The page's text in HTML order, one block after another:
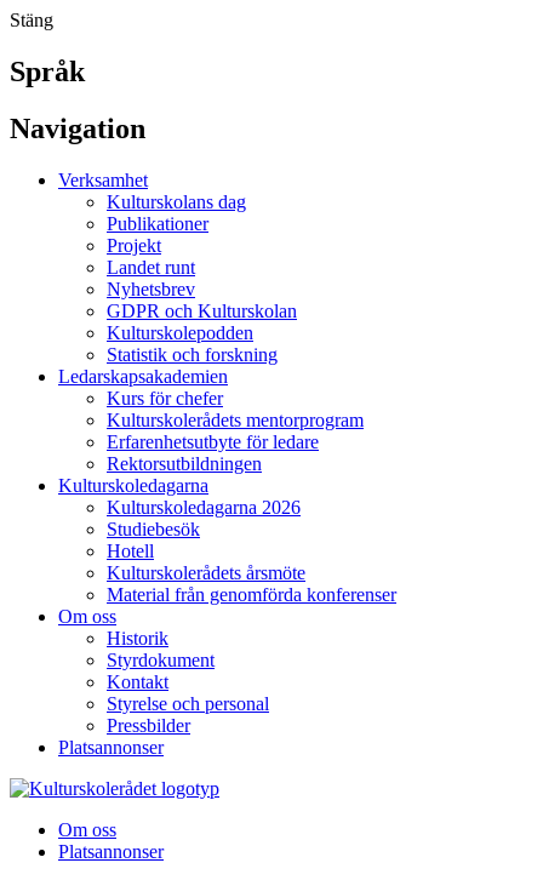
Stäng
Språk
Navigation
Verksamhet
Kulturskolans dag
Publikationer
Projekt
Landet runt
Nyhetsbrev
GDPR och Kulturskolan
Kulturskolepodden
Statistik och forskning
Ledarskapsakademien
Kurs för chefer
Kulturskolerådets mentorprogram
Erfarenhetsutbyte för ledare
Rektorsutbildningen
Kulturskoledagarna
Kulturskoledagarna 2026
Studiebesök
Hotell
Kulturskolerådets årsmöte
Material från genomförda konferenser
Om oss
Historik
Styrdokument
Kontakt
Styrelse och personal
Pressbilder
Platsannonser
Hoppa till innehållet
Om oss
Platsannonser